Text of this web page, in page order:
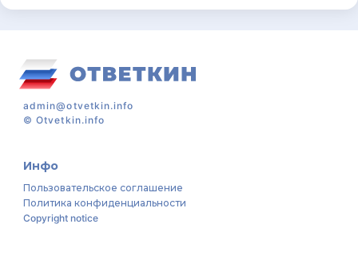
admin@otvetkin.info
©Otvetkin.info
Инфо
Пользовательское соглашение
Политика конфиденциальности
Copyright notice